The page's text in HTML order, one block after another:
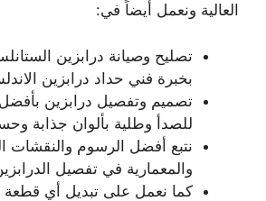
العالية ونعمل أيضاً في:
تصليح وصيانة درابزين
بخبرة فني حداد درابزين
تصميم وتفصيل درابزين بأفضل
للصدأ وطلية بألوان جذابة
نتبع أفضل الرسوم والنقشات
والمعمارية في تفصيل
كما نعمل على تبديل أي قطعة